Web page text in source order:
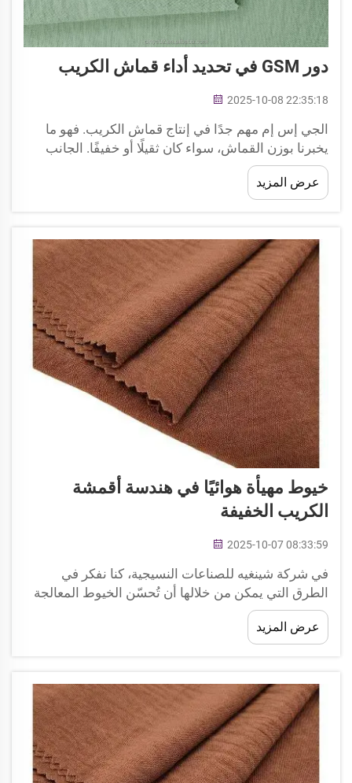
دور GSM في تحديد أداء قماش الكريب
2025-10-08 22:35:18
الجي إس إم مهم جدًا في إنتاج قماش الكريب. فهو ما
يخبرنا بوزن القماش، سواء كان ثقيلًا أو خفيفًا. الجانب
الجي إس إم، لأنه يؤثر على مظهر القماش وملمسه
واستخدامه. يجب أن ن...
عرض المزيد
خيوط مهيأة هوائيًا في هندسة أقمشة
الكريب الخفيفة
2025-10-07 08:33:59
في شركة شينغيه للصناعات النسيجية، كنا نفكر في
الطرق التي يمكن من خلالها أن تُحسّن الخيوط المعالجة
هوائيًا هذه الأقمشة. فهذه الخيوط تمنح قماش الكريب
الخفيف ملمسًا وشعورًا جميلًا، بحيث لا يبدو جيدًا فحسب،
بل يشعر بالراحة عند اللمس أيضًا. ومن خلال العمل مع
عرض المزيد